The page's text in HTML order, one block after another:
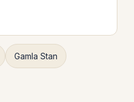
Gamla Stan